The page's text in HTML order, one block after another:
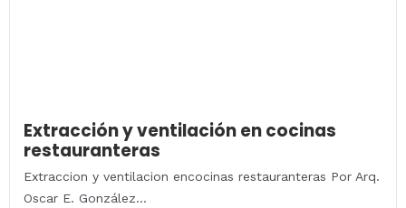
Extracción y ventilación en cocinas
restauranteras
Extraccion y ventilacion encocinas restauranteras Por Arq.
Oscar E. González...